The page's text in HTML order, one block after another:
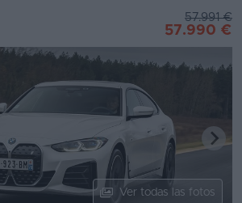
57.991 €
57.990 €
Ver todas las fotos